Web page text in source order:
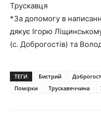
Трускавця
*За допомогу в
дякує Ігорю
(с. Доброгостів) та
ТЕГИ Бистрий
Помірки
Трускавеччина